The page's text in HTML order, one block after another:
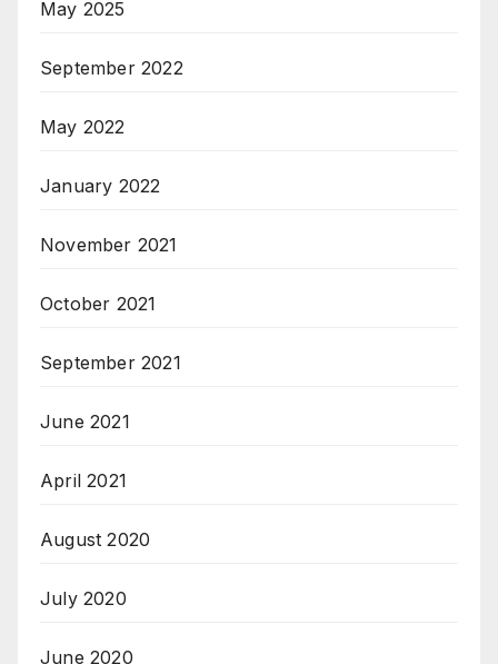
May 2025
September 2022
May 2022
January 2022
November 2021
October 2021
September 2021
June 2021
April 2021
August 2020
July 2020
June 2020